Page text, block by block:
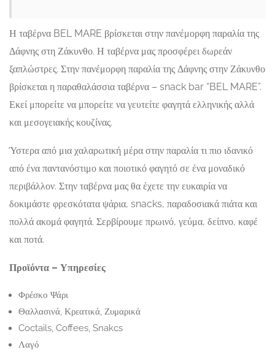
Η ταβέρνα BEL MARE βρίσκεται στην πανέμορφη παραλία της
Δάφνης στη Ζάκυνθο. Η ταβέρνα μας προσφέρει δωρεάν
ξαπλώστρες. Στην πανέμορφη παραλία της Δάφνης στην Ζάκυνθο
βρίσκεται η παραθαλάσσια ταβέρνα – snack bar “BEL MARE”.
Εκεί μπορείτε να μπορείτε να γευτείτε φαγητά ελληνικής αλλά
και μεσογειακής κουζίνας.
Ύστερα από μια χαλαρωτική μέρα στην παραλία τι πιο ιδανικό
από ένα παντανόστιμο και ποιοτικό φαγητό σε ένα μοναδικό
περιβάλλον. Στην ταβέρνα μας θα έχετε την ευκαιρία να
δοκιμάστε φρεσκότατα ψάρια, snacks, παραδοσιακά πιάτα και
πολλά ακομά φαγητά. Σερβίρουμε πρωινό, γεύμα, δείπνο, καφέ
και ποτά.
Προϊόντα – Υπηρεσίες
Φρέσκο Ψάρι
Θαλλασινά, Κρεατικά, Ζυμαρικά
Coctails, Coffees, Snakcs
Λαγό